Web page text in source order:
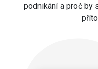
podnikání a proč by